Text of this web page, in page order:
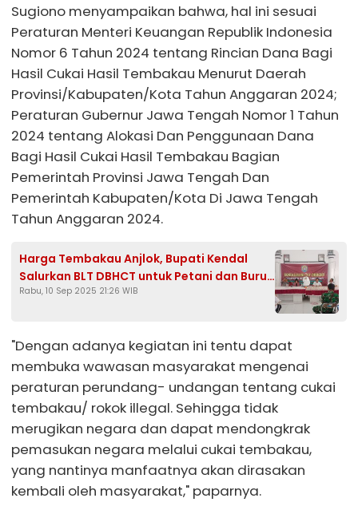
Sugiono menyampaikan bahwa, hal ini sesuai
Peraturan Menteri Keuangan Republik Indonesia
Nomor 6 Tahun 2024 tentang Rincian Dana Bagi
Hasil Cukai Hasil Tembakau Menurut Daerah
Provinsi/Kabupaten/Kota Tahun Anggaran 2024;
Peraturan Gubernur Jawa Tengah Nomor 1 Tahun
2024 tentang Alokasi Dan Penggunaan Dana
Bagi Hasil Cukai Hasil Tembakau Bagian
Pemerintah Provinsi Jawa Tengah Dan
Pemerintah Kabupaten/Kota Di Jawa Tengah
Tahun Anggaran 2024.
Harga Tembakau Anjlok, Bupati Kendal
Salurkan BLT DBHCT untuk Petani dan Buruh
Rokok
Rabu, 10 Sep 2025 21:26 WIB
"Dengan adanya kegiatan ini tentu dapat
membuka wawasan masyarakat mengenai
peraturan perundang- undangan tentang cukai
tembakau/ rokok illegal. Sehingga tidak
merugikan negara dan dapat mendongkrak
pemasukan negara melalui cukai tembakau,
yang nantinya manfaatnya akan dirasakan
kembali oleh masyarakat," paparnya.